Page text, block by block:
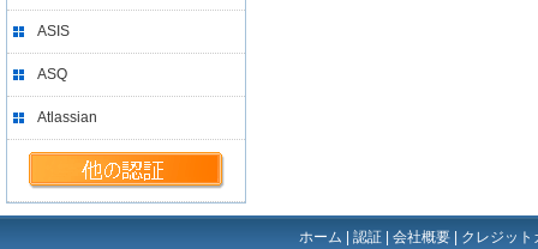
ASIS
ASQ
Atlassian
ホーム 認証 会社概要 クレジッ